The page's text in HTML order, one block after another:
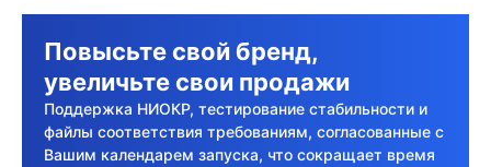
Повысьте свой бренд,
увеличьте свои продажи
Поддержка НИОКР, тестирование стабильности и
файлы соответствия требованиям, согласованные с
Вашим календарем запуска, что сокращает время